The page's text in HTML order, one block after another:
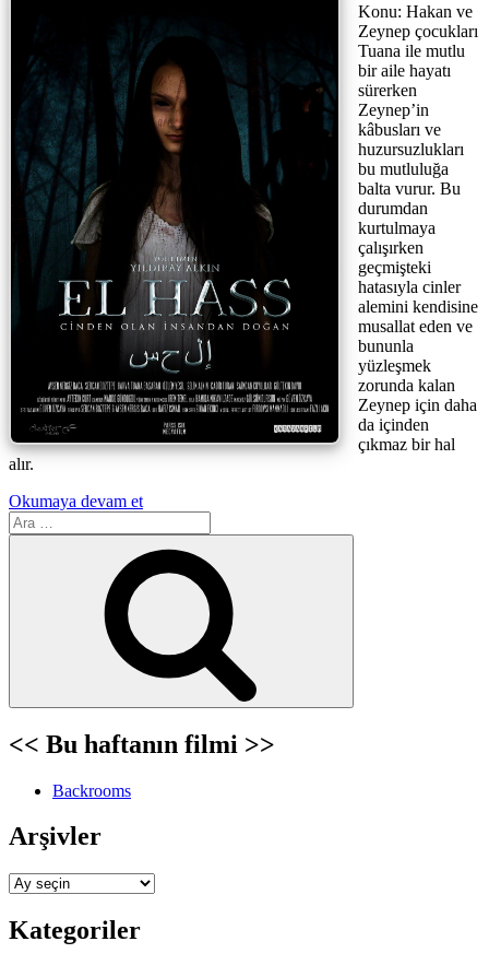
Konu: Hakan ve
Zeynep çocukları
Tuana ile mutlu
bir aile hayatı
sürerken
Zeynep’in
kâbusları ve
huzursuzlukları
bu mutluluğa
balta vurur. Bu
durumdan
kurtulmaya
çalışırken
geçmişteki
hatasıyla cinler
alemini kendisine
musallat eden ve
bununla
yüzleşmek
zorunda kalan
Zeynep için daha
da içinden
çıkmaz bir hal
alır.
Okumaya devam et“El
Cinden
Olan
İnsandan
Ara:
<< Bu haftanın filmi >>
Backrooms
Arşivler
Arşivler
Kategoriler